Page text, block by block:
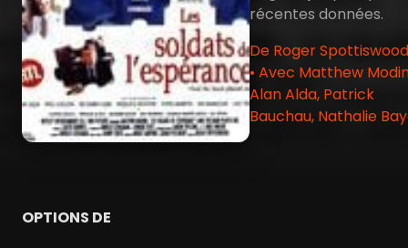
récentes données.
De Roger
• Avec Matthew
Alan Alda, Patrick
Bauchau, Nathalie
OPTIONS DE